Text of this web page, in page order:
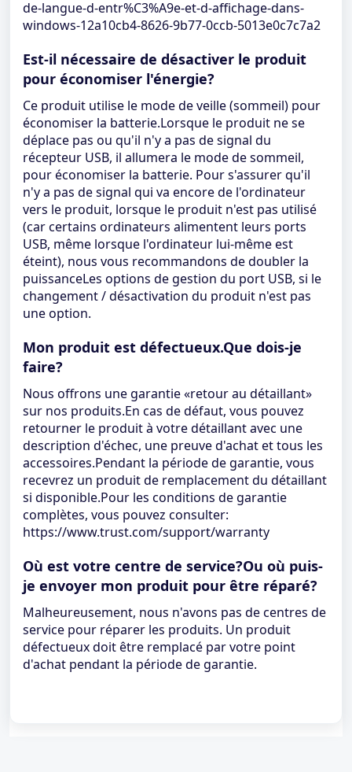
de-langue-d-entr%C3%A9e-et-d-affichage-dans-
windows-12a10cb4-8626-9b77-0ccb-5013e0c7c7a2
Est-il nécessaire de désactiver le produit
pour économiser l'énergie?
Ce produit utilise le mode de veille (sommeil) pour
économiser la batterie.Lorsque le produit ne se
déplace pas ou qu'il n'y a pas de signal du
récepteur USB, il allumera le mode de sommeil,
pour économiser la batterie. Pour s'assurer qu'il
n'y a pas de signal qui va encore de l'ordinateur
vers le produit, lorsque le produit n'est pas utilisé
(car certains ordinateurs alimentent leurs ports
USB, même lorsque l'ordinateur lui-même est
éteint), nous vous recommandons de doubler la
puissanceLes options de gestion du port USB, si le
changement / désactivation du produit n'est pas
une option.
Mon produit est défectueux.Que dois-je
faire?
Nous offrons une garantie «retour au détaillant»
sur nos produits.En cas de défaut, vous pouvez
retourner le produit à votre détaillant avec une
description d'échec, une preuve d'achat et tous les
accessoires.Pendant la période de garantie, vous
recevrez un produit de remplacement du détaillant
si disponible.Pour les conditions de garantie
complètes, vous pouvez consulter:
https://www.trust.com/support/warranty
Où est votre centre de service?Ou où puis-
je envoyer mon produit pour être réparé?
Malheureusement, nous n'avons pas de centres de
service pour réparer les produits. Un produit
défectueux doit être remplacé par votre point
d'achat pendant la période de garantie.